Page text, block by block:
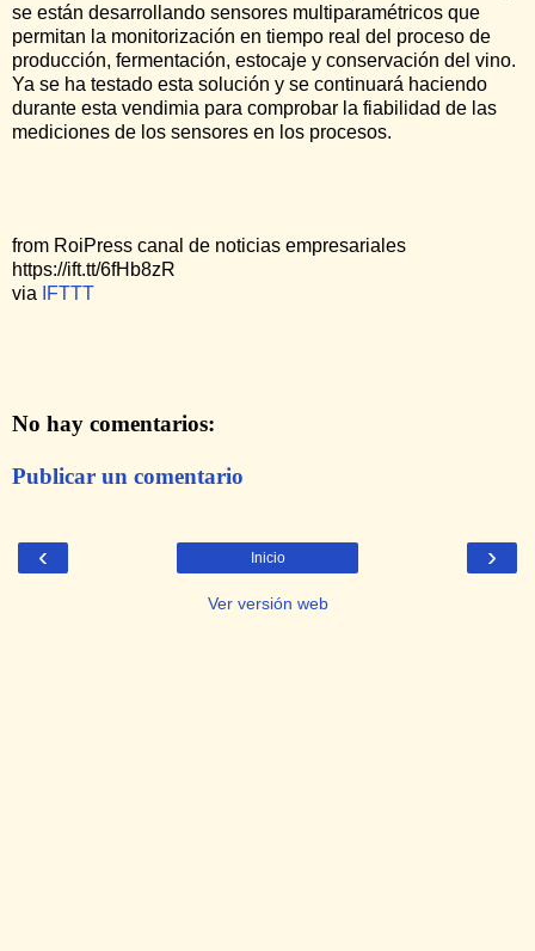
se están desarrollando sensores multiparamétricos que
permitan la monitorización en tiempo real del proceso de
producción, fermentación, estocaje y conservación del vino.
Ya se ha testado esta solución y se continuará haciendo
durante esta vendimia para comprobar la fiabilidad de las
mediciones de los sensores en los procesos.
from RoiPress canal de noticias empresariales
https://ift.tt/6fHb8zR
via IFTTT
No hay comentarios:
Publicar un comentario
‹ ›
Inicio
Ver versión web